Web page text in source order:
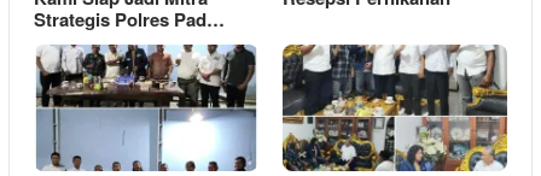
Strategis Polres Pad…